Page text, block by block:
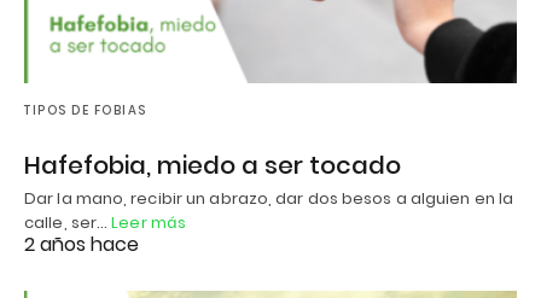
TIPOS DE FOBIAS
Hafefobia, miedo a ser tocado
Dar la mano, recibir un abrazo, dar dos besos a alguien en la
calle, ser…Leer más
2 años hace